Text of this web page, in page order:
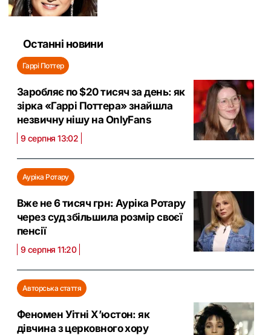
Останні новини
Гаррі Поттер
Заробляє по $20 тисяч за день: як
зірка «Гаррі Поттера» знайшла
незвичну нішу на OnlyFans
9 серпня 13:02
Ауріка Ротару
Вже не 6 тисяч грн: Ауріка Ротару
через суд збільшила розмір своєї
пенсії
9 серпня 11:20
Авторська стаття
Феномен Уітні Х’юстон: як
дівчина з церковного хору